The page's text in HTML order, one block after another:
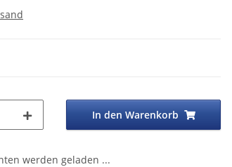
In den Warenkorb
werden geladen ...